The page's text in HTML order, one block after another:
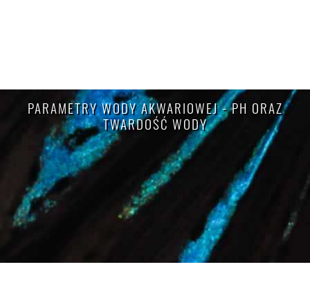
PARAMETRY WODY AKWARIOWEJ - PH ORAZ
TWARDOŚĆ WODY